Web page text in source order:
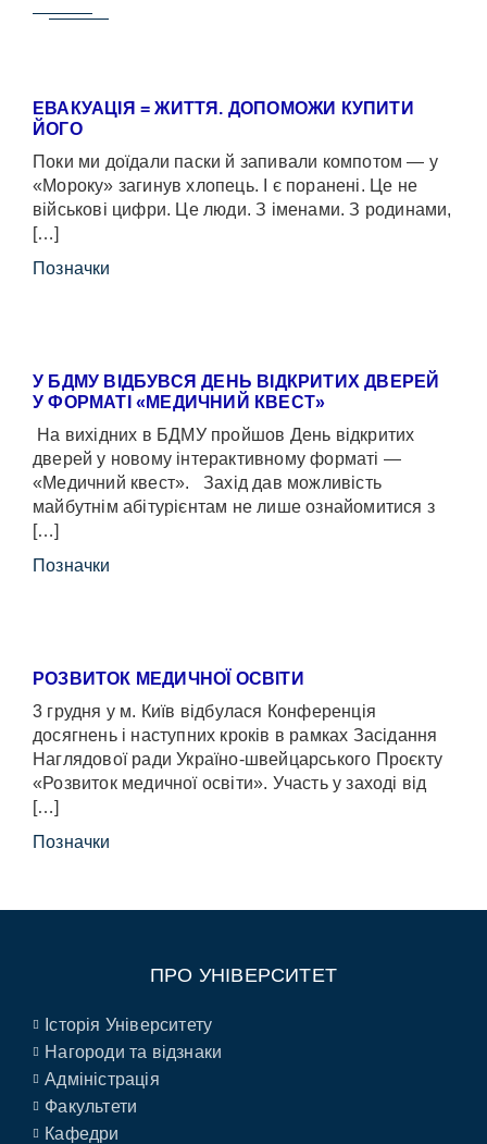
ЕВАКУАЦІЯ = ЖИТТЯ. ДОПОМОЖИ КУПИТИ
ЙОГО
Поки ми доїдали паски й запивали компотом — у
«Мороку» загинув хлопець. І є поранені. Це не
військові цифри. Це люди. З іменами. З родинами,
[…]
Позначки
У БДМУ ВІДБУВСЯ ДЕНЬ ВІДКРИТИХ ДВЕРЕЙ
У ФОРМАТІ «МЕДИЧНИЙ КВЕСТ»
На вихідних в БДМУ пройшов День відкритих
дверей у новому інтерактивному форматі —
«Медичний квест». Захід дав можливість
майбутнім абітурієнтам не лише ознайомитися з
[…]
Позначки
РОЗВИТОК МЕДИЧНОЇ ОСВІТИ
3 грудня у м. Київ відбулася Конференція
досягнень і наступних кроків в рамках Засідання
Наглядової ради Україно-швейцарського Проєкту
«Розвиток медичної освіти». Участь у заході від
[…]
Позначки
ПРО УНІВЕРСИТЕТ
Історія Університету
Нагороди та відзнаки
Адміністрація
Факультети
Кафедри